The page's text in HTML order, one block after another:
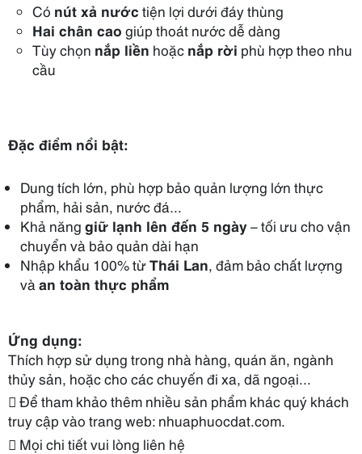
Có nút xả nước tiện lợi dưới đáy thùng
Hai chân cao giúp thoát nước dễ dàng
Tùy chọn nắp liền hoặc nắp rời phù hợp theo nhu
cầu
Đặc điểm nổi bật:
Dung tích lớn, phù hợp bảo quản lượng lớn thực
phẩm, hải sản, nước đá...
Khả năng giữ lạnh lên đến 5 ngày– tối ưu cho vận
chuyển và bảo quản dài hạn
Nhập khẩu 100% từThái Lan, đảm bảo chất lượng
và an toàn thực phẩm
Ứng dụng:
Thích hợp sử dụng trong nhà hàng, quán ăn, ngành
thủy sản, hoặc cho các chuyến đi xa, dã ngoại...
 Để tham khảo thêm nhiều sản phẩm khác quý khách
truy cập vào trang web: nhuaphuocdat.com.
 Mọi chi tiết vui lòng liên hệ